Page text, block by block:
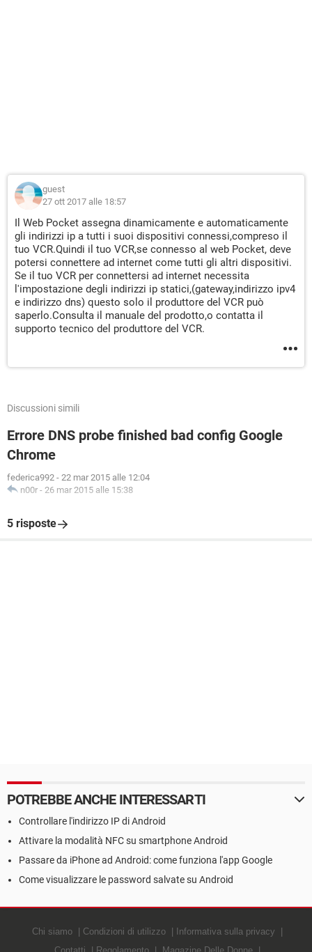
guest
27 ott 2017 alle 18:57
Il Web Pocket assegna dinamicamente e automaticamente
gli indirizzi ip a tutti i suoi dispositivi connessi,compreso il
tuo VCR.Quindi il tuo VCR,se connesso al web Pocket, deve
potersi connettere ad internet come tutti gli altri dispositivi.
Se il tuo VCR per connettersi ad internet necessita
l'impostazione degli indirizzi ip statici,(gateway,indirizzo ipv4
e indirizzo dns) questo solo il produttore del VCR può
saperlo.Consulta il manuale del prodotto,o contatta il
supporto tecnico del produttore del VCR.
Discussioni simili
Errore DNS probe finished bad config Google
Chrome
federica992 - 22 mar 2015 alle 12:04
n00r - 26 mar 2015 alle 15:38
5 risposte
POTREBBE ANCHE INTERESSARTI
Controllare l'indirizzo IP di Android
Attivare la modalità NFC su smartphone Android
Passare da iPhone ad Android: come funziona l'app Google
Come visualizzare le password salvate su Android
Chi siamo Condizioni di utilizzo
Informativa sulla privacy